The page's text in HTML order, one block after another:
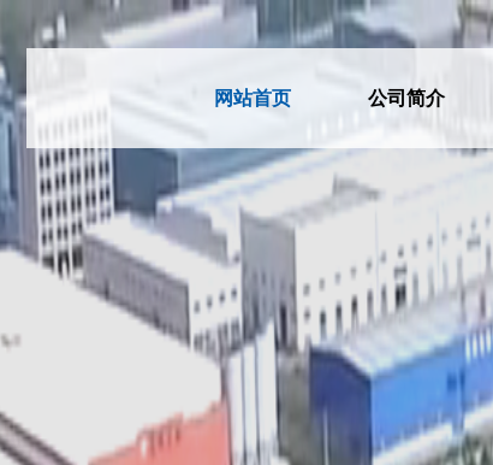
网站首页 公司简介